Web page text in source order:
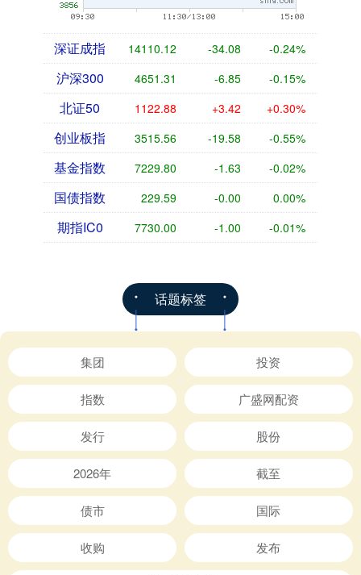
深证成指 14110.12 -34.08 -0.24%
沪深300 4651.31 -6.85 -0.15%
北证50 1122.88 +3.42 +0.30%
创业板指 3515.56 -19.58 -0.55%
基金指数 7229.80 -1.63 -0.02%
国债指数 229.59 -0.00 0.00%
期指IC0 7730.00 -1.00 -0.01%
话题标签
集团 投资
指数 广盛网配资
发行 股份
2026年 截至
债市 国际
收购 发布